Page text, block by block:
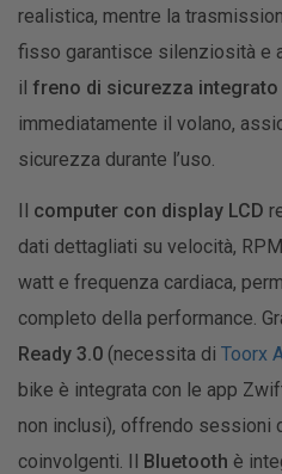
realistica, mentre la
fisso garantisce silenziosità e
il freno di sicurezza integrato
immediatamente il volano,
sicurezza durante l’uso.
Il computer con display LCD
dati dettagliati su velocità,
watt e frequenza cardiaca,
completo della performance.
Ready 3.0 (necessita di Toorx
bike è integrata con le app
non inclusi), offrendo sessioni
coinvolgenti. Il Bluetooth è